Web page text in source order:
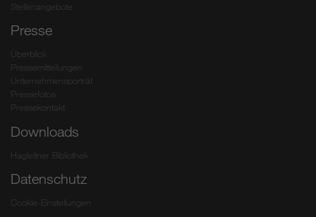
Stellenangebote
Presse
Überblick
Pressemitteilungen
Unternehmensporträt
Pressefotos
Pressekontakt
Downloads
Hagleitner Bibliothek
Datenschutz
Cookie-Einstellungen